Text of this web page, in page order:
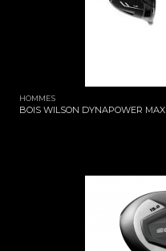
HOMMES
BOIS WILSON DYNAPOWER MAX